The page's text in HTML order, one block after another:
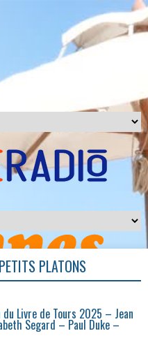
PLATONS
Livre de Tours 2025 – Jean
Segard – Paul Duke –